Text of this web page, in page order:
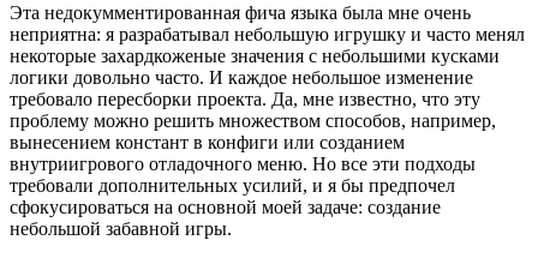
Эта недокумментированная фича языка была мне очень
неприятна: я разрабатывал небольшую игрушку и часто менял
некоторые захардкоженые значения с небольшими кусками
логики довольно часто. И каждое небольшое изменение
требовало пересборки проекта. Да, мне известно, что эту
проблему можно решить множеством способов, например,
вынесением констант в конфиги или созданием
внутриигрового отладочного меню. Но все эти подходы
требовали дополнительных усилий, и я бы предпочел
сфокусироваться на основной моей задаче: создание
небольшой забавной игры.